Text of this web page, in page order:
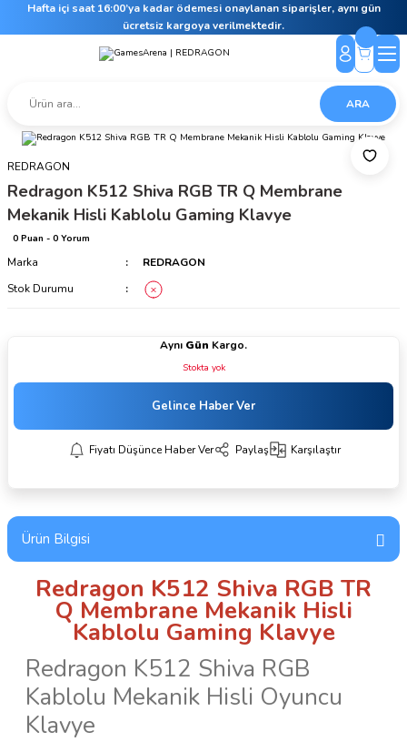
Hafta içi saat 16:00’ya kadar ödemesi onaylanan siparişler, aynı gün
ücretsiz kargoya verilmektedir.
ARA
REDRAGON
Redragon K512 Shiva RGB TR Q Membrane
Mekanik Hisli Kablolu Gaming Klavye
0 Puan - 0 Yorum
Marka
REDRAGON
Stok Durumu
Aynı Gün Kargo.
Stokta yok
Gelince Haber Ver
Fiyatı Düşünce Haber Ver Paylaş Karşılaştır
Ürün Bilgisi
Redragon K512 Shiva RGB TR
Q Membrane Mekanik Hisli
Kablolu Gaming Klavye
Redragon K512 Shiva RGB
Kablolu Mekanik Hisli Oyuncu
Klavye